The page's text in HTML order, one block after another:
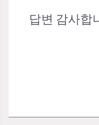
답변 감사합